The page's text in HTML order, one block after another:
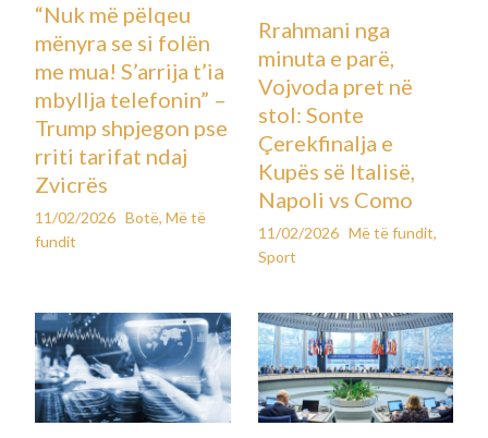
“Nuk më pëlqeu
mënyra se si folën
me mua! S’arrija t’ia
mbyllja telefonin” –
Trump shpjegon pse
rriti tarifat ndaj
Zvicrës
11/02/2026 Botë,Më të
fundit
Rrahmani nga
minuta e parë,
Vojvoda pret në
stol: Sonte
Çerekfinalja e
Kupës së Italisë,
Napoli vs Como
11/02/2026 Më të fundit,
Sport